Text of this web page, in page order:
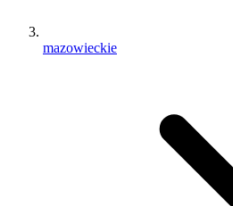
mazowieckie